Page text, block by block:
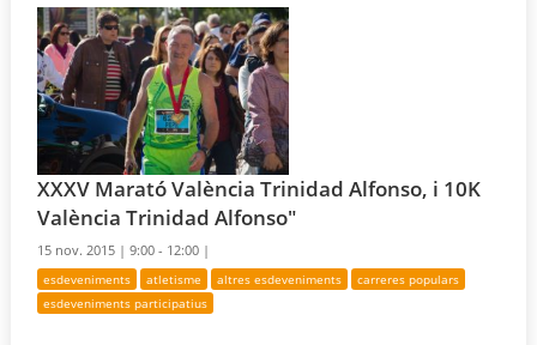
XXXV Marató València Trinidad Alfonso, i 10K
València Trinidad Alfonso"
15 nov. 2015 |9:00 - 12:00 |
esdeveniments atletisme altres esdeveniments
carreres populars
esdeveniments participatius